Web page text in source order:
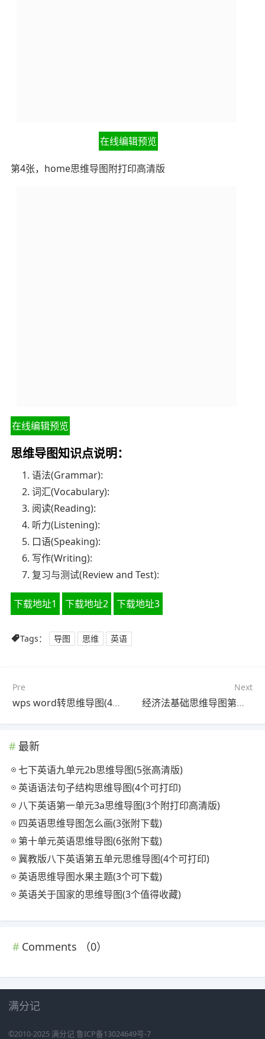
在线编辑预览
第4张，home思维导图附打印高清版
在线编辑预览
思维导图知识点说明：
1. 语法(Grammar):
2. 词汇(Vocabulary):
3. 阅读(Reading):
4. 听力(Listening):
5. 口语(Speaking):
6. 写作(Writing):
7. 复习与测试(Review and Test):
下载地址1 下载地址2 下载地址3
Tags： 导图 思维 英语
Pre
wps word转思维导图(4张可打印)
Next
经济法基础思维导图第三章(3个值得收藏)
最新
七下英语九单元2b思维导图(5张高清版)
英语语法句子结构思维导图(4个可打印)
八下英语第一单元3a思维导图(3个附打印高清版)
四英语思维导图怎么画(3张附下载)
第十单元英语思维导图(6张附下载)
冀教版八下英语第五单元思维导图(4个可打印)
英语思维导图水果主题(3个可下载)
英语关于国家的思维导图(3个值得收藏)
Comments （0）
满分记
©2010-2025 满分记 鲁ICP备13024649号-7